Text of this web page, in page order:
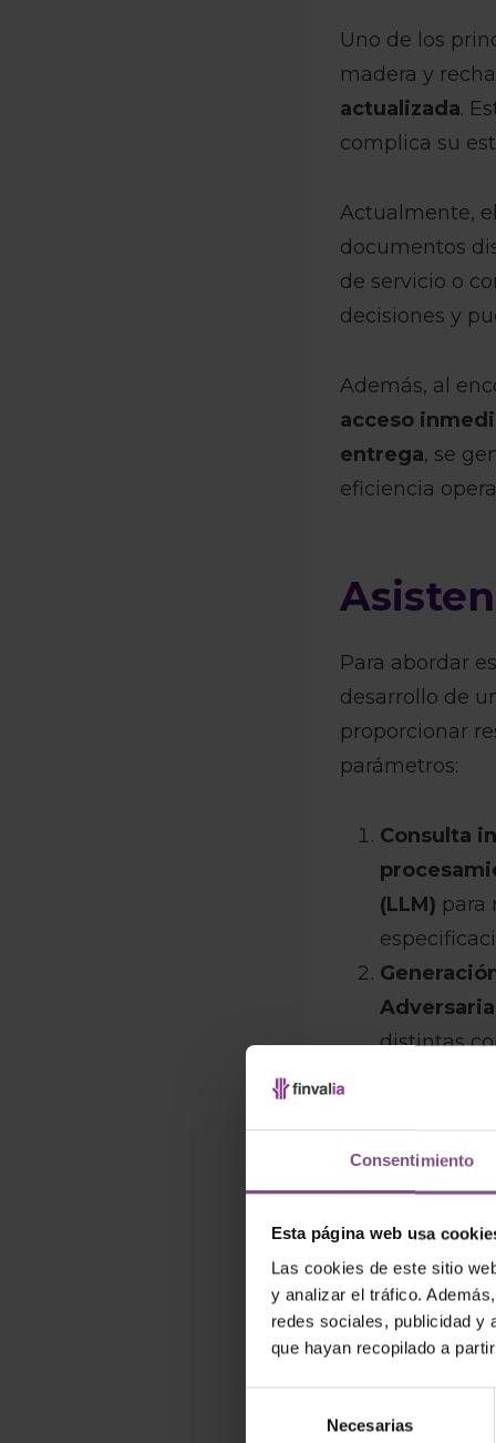
Consentimiento
Esta página web usa
Las cookies de este sitio
y analizar el tráfico.
redes sociales, publicidad y
que hayan recopilado a
Necesarias
Uno de los
madera y
actualizada.
complica su
Actualmente,
documentos
de servicio o
decisiones y
Además, al
acceso
entrega, se
eficiencia
Para abordar
desarrollo de
proporcionar
parámetros:
Consulta
(LLM) para
distintas
ubicación.
llamadas y
acelerará
ventas